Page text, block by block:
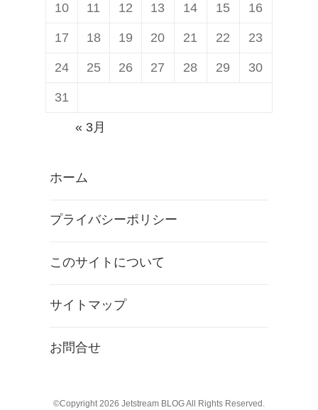
10 11 12 13 14 15 16
17 18 19 20 21 22 23
24 25 26 27 28 29 30
31
« 3月
ホーム
プライバシーポリシー
このサイトについて
サイトマップ
お問合せ
©Copyright 2026 Jetstream BLOGAll Rights Reserved.